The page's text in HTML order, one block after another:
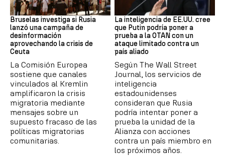
Desinformación rusa
Bruselas investiga si Rusia
lanzó una campaña de
desinformación
aprovechando la crisis de
Ceuta
La Comisión Europea
sostiene que canales
vinculados al Kremlin
amplificaron la crisis
migratoria mediante
mensajes sobre un
supuesto fracaso de las
políticas migratorias
comunitarias.
OTAN
La inteligencia de EE.UU. cree
que Putin podría poner a
prueba a la OTAN con un
ataque limitado contra un
país aliado
Según The Wall Street
Journal, los servicios de
inteligencia
estadounidenses
consideran que Rusia
podría intentar poner a
prueba la unidad de la
Alianza con acciones
contra un país miembro en
los próximos años.